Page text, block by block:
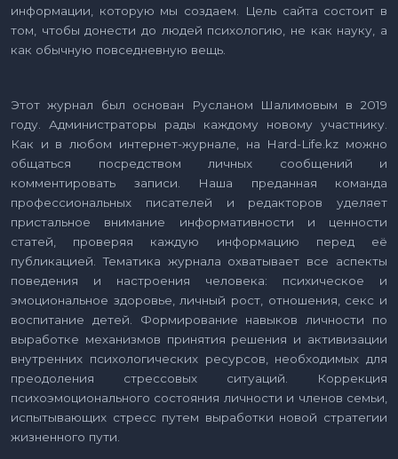
информации, которую мы создаем. Цель сайта состоит в
том, чтобы донести до людей психологию, не как науку, а
как обычную повседневную вещь.
Этот журнал был основан Русланом Шалимовым в 2019
году. Администраторы рады каждому новому участнику.
Как и в любом интернет-журнале, на Hard-Life.kz можно
общаться посредством личных сообщений и
комментировать записи. Наша преданная команда
профессиональных писателей и редакторов уделяет
пристальное внимание информативности и ценности
статей, проверяя каждую информацию перед её
публикацией. Тематика журнала охватывает все аспекты
поведения и настроения человека: психическое и
эмоциональное здоровье, личный рост, отношения, секс и
воспитание детей. Формирование навыков личности по
выработке механизмов принятия решения и активизации
внутренних психологических ресурсов, необходимых для
преодоления стрессовых ситуаций. Коррекция
психоэмоционального состояния личности и членов семьи,
испытывающих стресс путем выработки новой стратегии
жизненного пути.